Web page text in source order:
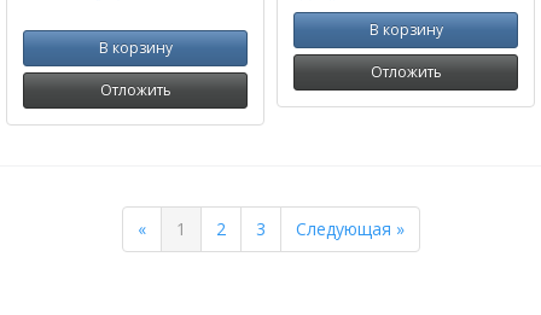
В корзину
Отложить
В корзину
Отложить
«Previous
1 2 3 Следующая »Next